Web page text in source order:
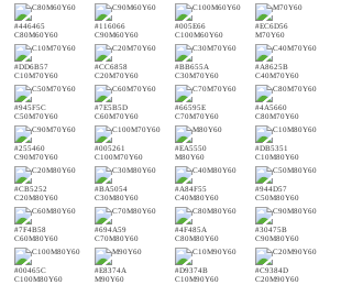
#446465
C80M60Y60
#116066
C90M60Y60
#005E66
C100M60Y60
#EC6D56
M70Y60
#DD6B57
C10M70Y60
#CC6858
C20M70Y60
#BB655A
C30M70Y60
#A8625B
C40M70Y60
#945F5C
C50M70Y60
#7E5B5D
C60M70Y60
#66595E
C70M70Y60
#4A5660
C80M70Y60
#255460
C90M70Y60
#005261
C100M70Y60
#EA5550
M80Y60
#DB5351
C10M80Y60
#CB5252
C20M80Y60
#BA5054
C30M80Y60
#A84F55
C40M80Y60
#944D57
C50M80Y60
#7F4B58
C60M80Y60
#694A59
C70M80Y60
#4F485A
C80M80Y60
#30475B
C90M80Y60
#00465C
C100M80Y60
#E8374A
M90Y60
#D9374B
C10M90Y60
#C9384D
C20M90Y60